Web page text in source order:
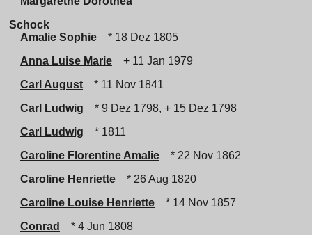
Schock
Amalie Sophie
* 18 Dez 1805
Anna Luise Marie
+ 11 Jan 1979
Carl August
* 11 Nov 1841
Carl Ludwig
* 9 Dez 1798, + 15 Dez 1798
Carl Ludwig
* 1811
Caroline Florentine Amalie
* 22 Nov 1862
Caroline Henriette
* 26 Aug 1820
Caroline Louise Henriette
* 14 Nov 1857
Conrad
* 4 Jun 1808